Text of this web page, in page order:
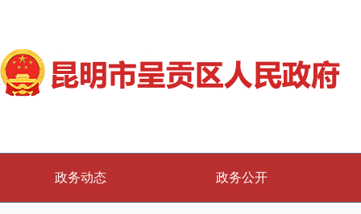
政务动态 政务公开